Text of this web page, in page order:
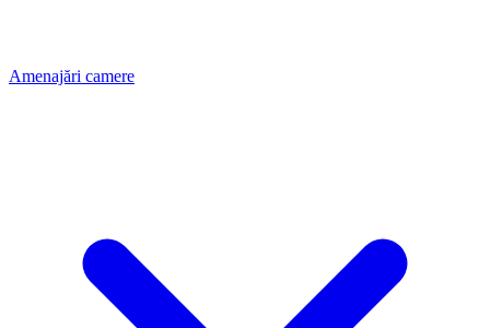
Amenajări camere